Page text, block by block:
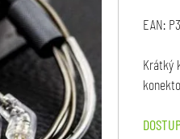
EAN:
Krátký